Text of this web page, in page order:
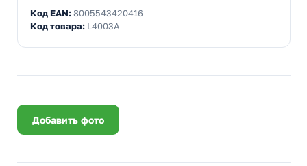
Код EAN:8005543420416
Код товара: L4003A
Добавить фото